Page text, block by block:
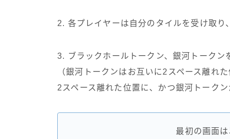
2. 各プレイヤーは自分のタイルを受け取り
3. ブラックホールトークン、銀河トークン
（銀河トークンはお互いに2スペース離れ
2スペース離れた位置に、かつ銀河トーク
最初の画面